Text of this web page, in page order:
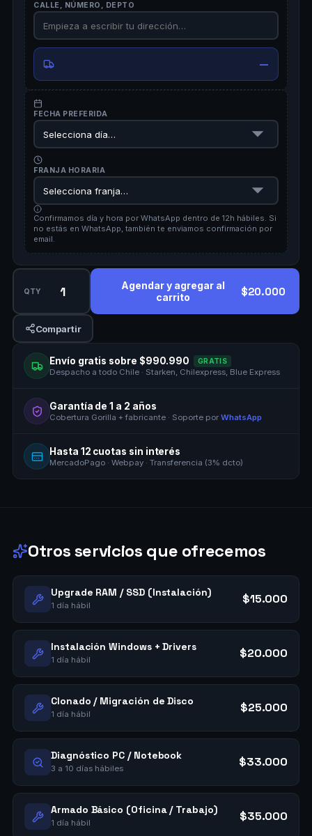
CALLE, NÚMERO, DEPTO
—
FECHA PREFERIDA
FRANJA HORARIA
Confirmamos día y hora por WhatsApp dentro de 12h hábiles. Si
no estás en WhatsApp, también te enviamos confirmación por
email.
QTY
Agendar y agregar al
carrito
$20.000
Compartir
Envío gratis sobre $990.990 GRATIS
Despacho a todo Chile · Starken, Chilexpress, Blue Express
Garantía de 1 a 2 años
Cobertura Gorilla + fabricante · Soporte por WhatsApp
Hasta 12 cuotas sin interés
MercadoPago · Webpay · Transferencia (3% dcto)
Otros servicios que ofrecemos
Upgrade RAM / SSD (Instalación)
1 día hábil $15.000
Instalación Windows + Drivers
1 día hábil $20.000
Clonado / Migración de Disco
1 día hábil $25.000
Diagnóstico PC / Notebook
3 a 10 días hábiles $33.000
Armado Básico (Oficina / Trabajo)
1 día hábil $35.000